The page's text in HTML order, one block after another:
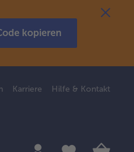
kopieren
Karriere Hilfe & Kontakt